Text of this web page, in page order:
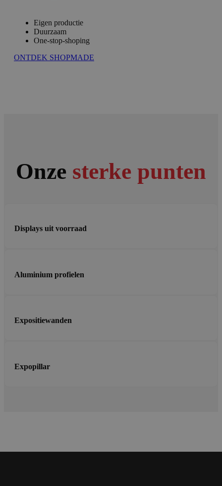
Eigen productie
Duurzaam
One-stop-shoping
ONTDEK SHOPMADE
Onze sterke punten
Displays uit voorraad
Aluminium profielen
Expositiewanden
Expopillar